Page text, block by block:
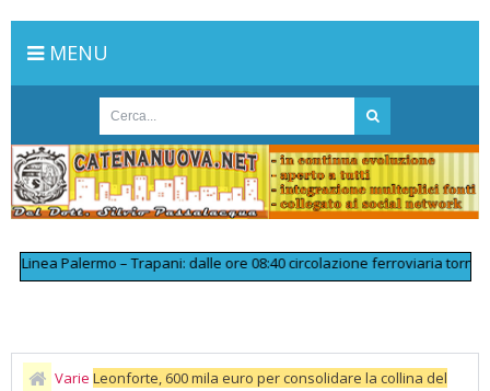
MENU
Palermo – Trapani: dalle ore 08:40 circolazione ferroviaria tornata
Varie Leonforte, 600 mila euro per consolidare la collina del